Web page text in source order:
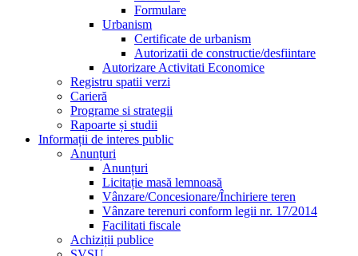
Formulare
Urbanism
Certificate de urbanism
Autorizatii de constructie/desfiintare
Autorizare Activitati Economice
Registru spatii verzi
Carieră
Programe si strategii
Rapoarte și studii
Informații de interes public
Anunțuri
Anunțuri
Licitație masă lemnoasă
Vânzare/Concesionare/Închiriere teren
Vânzare terenuri conform legii nr. 17/2014
Facilitati fiscale
Achiziții publice